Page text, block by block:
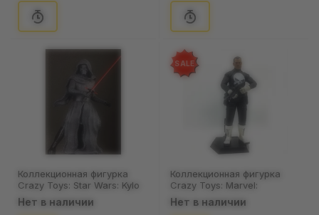
Коллекционная фигурка
Crazy Toys: Star Wars: Kylo
Ren, (44348)
Нет в наличии
SALE
Коллекционная фигурка
Crazy Toys: Marvel:
Punisher, (44349)
Нет в наличии